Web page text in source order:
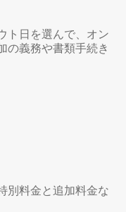
ト日を選んで、オン
の義務や書類手続き
別料金と追加料金な